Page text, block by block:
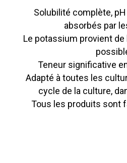
Solubilité complète,
absorbés par
Le potassium provient
Teneur significative
Adapté à toutes les
cycle de la culture,
Tous les produits sont